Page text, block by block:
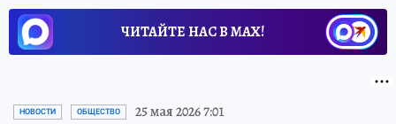
ЧИТАЙТЕ НАС В МАХ!
НОВОСТИ ОБЩЕСТВО 25 мая 2026 7:01